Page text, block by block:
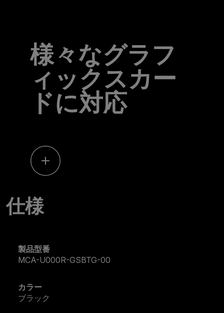
様々なグラフ
ィックスカー
ドに対応
仕様
製品型番
MCA-U000R-GSBTG-00
カラー
ブラック